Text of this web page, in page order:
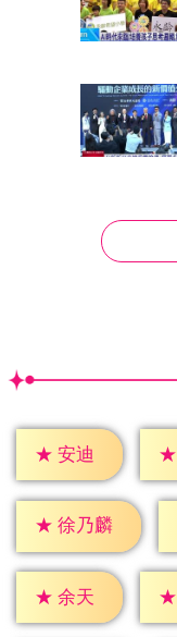
★ 安迪 ★
★ 徐乃麟
★ 余天 ★